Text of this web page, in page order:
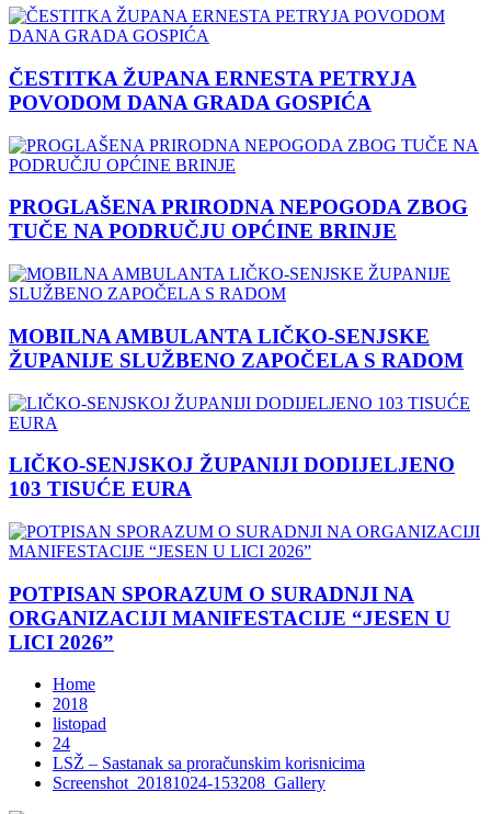
ČESTITKA ŽUPANA ERNESTA PETRYJA
POVODOM DANA GRADA GOSPIĆA
PROGLAŠENA PRIRODNA NEPOGODA ZBOG
TUČE NA PODRUČJU OPĆINE BRINJE
MOBILNA AMBULANTA LIČKO-SENJSKE
ŽUPANIJE SLUŽBENO ZAPOČELA S RADOM
LIČKO-SENJSKOJ ŽUPANIJI DODIJELJENO
103 TISUĆE EURA
POTPISAN SPORAZUM O SURADNJI NA
ORGANIZACIJI MANIFESTACIJE “JESEN U
LICI 2026”
Home
2018
listopad
24
LSŽ – Sastanak sa proračunskim korisnicima
Screenshot_20181024-153208_Gallery